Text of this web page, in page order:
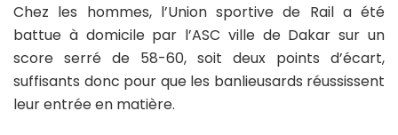
Chez les hommes, l’Union sportive de Rail a été
battue à domicile par l’ASC ville de Dakar sur un
score serré de 58-60, soit deux points d’écart,
suffisants donc pour que les banlieusards réussissent
leur entrée en matière.